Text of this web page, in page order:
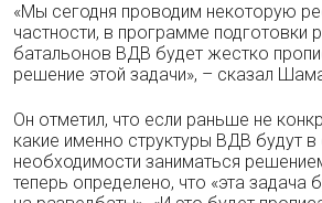
«Мы сегодня проводим некоторую
частности, в программе подготовки
батальонов ВДВ будет жестко
решение этой задачи», – сказал
Он отметил, что если раньше не
какие именно структуры ВДВ будут в
необходимости заниматься
теперь определено, что «эта задача